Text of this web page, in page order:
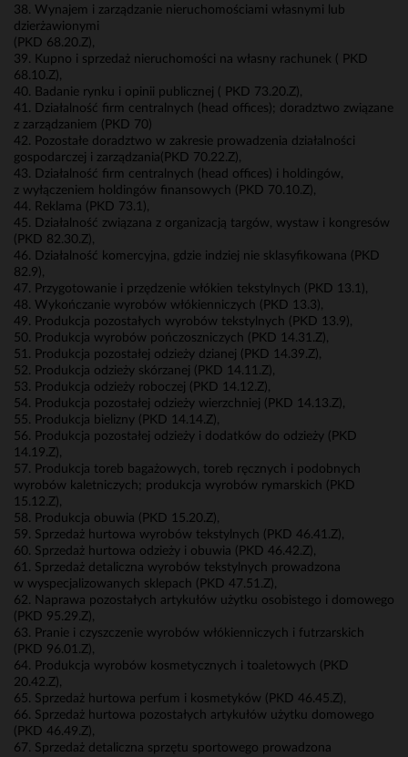
38. Wynajem i zarządzanie nieruchomościami własnymi lub
dzierżawionymi
(PKD 68.20.Z),
39. Kupno i sprzedaż nieruchomości na własny rachunek ( PKD
68.10.Z),
40. Badanie rynku i opinii publicznej ( PKD 73.20.Z),
41. Działalność firm centralnych (head offices); doradztwo związane
z zarządzaniem (PKD 70)
42. Pozostałe doradztwo w zakresie prowadzenia działalności
gospodarczej i zarządzania(PKD 70.22.Z),
43. Działalność firm centralnych (head offices) i holdingów,
z wyłączeniem holdingów finansowych (PKD 70.10.Z),
44. Reklama (PKD 73.1),
45. Działalność związana z organizacją targów, wystaw i kongresów
(PKD 82.30.Z),
46. Działalność komercyjna, gdzie indziej nie sklasyfikowana (PKD
82.9),
47. Przygotowanie i przędzenie włókien tekstylnych (PKD 13.1),
48. Wykończanie wyrobów włókienniczych (PKD 13.3),
49. Produkcja pozostałych wyrobów tekstylnych (PKD 13.9),
50. Produkcja wyrobów pończoszniczych (PKD 14.31.Z),
51. Produkcja pozostałej odzieży dzianej (PKD 14.39.Z),
52. Produkcja odzieży skórzanej (PKD 14.11.Z),
53. Produkcja odzieży roboczej (PKD 14.12.Z),
54. Produkcja pozostałej odzieży wierzchniej (PKD 14.13.Z),
55. Produkcja bielizny (PKD 14.14.Z),
56. Produkcja pozostałej odzieży i dodatków do odzieży (PKD
14.19.Z),
57. Produkcja toreb bagażowych, toreb ręcznych i podobnych
wyrobów kaletniczych; produkcja wyrobów rymarskich (PKD
15.12.Z),
58. Produkcja obuwia (PKD 15.20.Z),
59. Sprzedaż hurtowa wyrobów tekstylnych (PKD 46.41.Z),
60. Sprzedaż hurtowa odzieży i obuwia (PKD 46.42.Z),
61. Sprzedaż detaliczna wyrobów tekstylnych prowadzona
w wyspecjalizowanych sklepach (PKD 47.51.Z),
62. Naprawa pozostałych artykułów użytku osobistego i domowego
(PKD 95.29.Z),
63. Pranie i czyszczenie wyrobów włókienniczych i futrzarskich
(PKD 96.01.Z),
64. Produkcja wyrobów kosmetycznych i toaletowych (PKD
20.42.Z),
65. Sprzedaż hurtowa perfum i kosmetyków (PKD 46.45.Z),
66. Sprzedaż hurtowa pozostałych artykułów użytku domowego
(PKD 46.49.Z),
67. Sprzedaż detaliczna sprzętu sportowego prowadzona